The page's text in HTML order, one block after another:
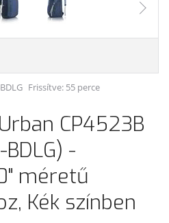
Frissítve: 55 perce
CP4523B
-
méretű
Kék színben